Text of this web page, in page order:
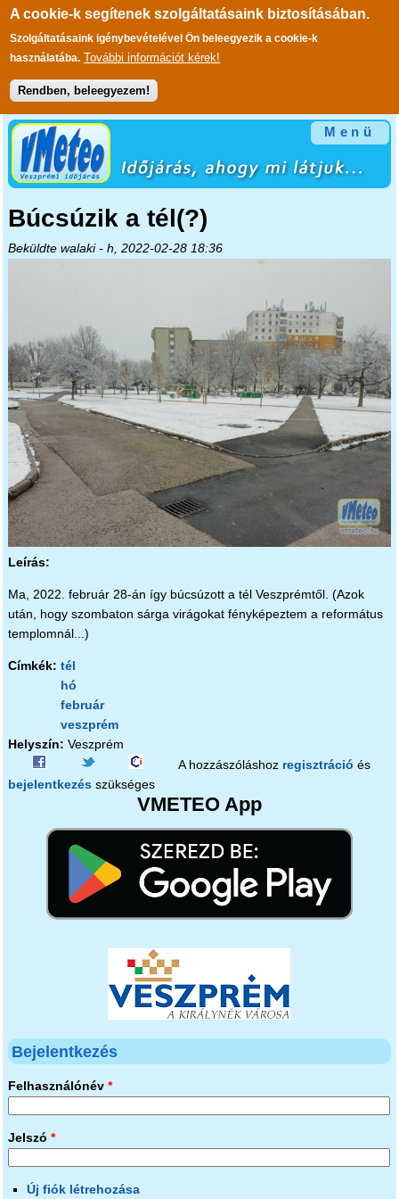
A cookie-k segítenek szolgáltatásaink biztosításában.
Szolgáltatásaink igénybevételével Ön beleegyezik a cookie-k
használatába. További információt kérek!
Rendben, beleegyezem!
Ugrás a tartalomra
Menü
Búcsúzik a tél(?)
Beküldte walaki- h, 2022-02-28 18:36
Leírás:
Ma, 2022. február 28-án így búcsúzott a tél Veszprémtől. (Azok
után, hogy szombaton sárga virágokat fényképeztem a református
templomnál...)
Címkék: tél
hó
február
veszprém
Helyszín: Veszprém
A hozzászóláshoz regisztráció és
bejelentkezés szükséges
VMETEO App
Bejelentkezés
Felhasználónév *
Jelszó *
Új fiók létrehozása